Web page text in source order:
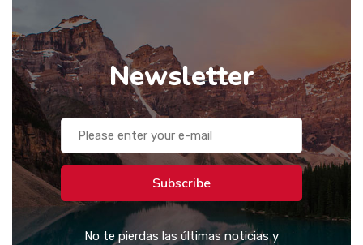
Newsletter
Subscribe
No te pierdas las últimas noticias y